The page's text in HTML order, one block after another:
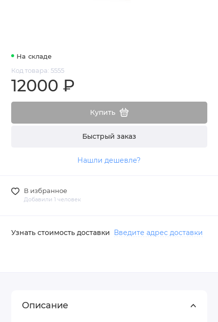
На складе
Код товара: 5555
12000 ₽
Купить
Быстрый заказ
Нашли дешевле?
В избранное
Добавили 1 человек
Узнать стоимость доставки Введите адрес доставки
Описание